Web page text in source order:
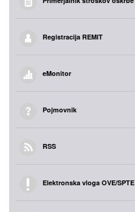
Registracija REMIT
eMonitor
Pojmovnik
RSS
Elektronska vloga OVE/SPTE